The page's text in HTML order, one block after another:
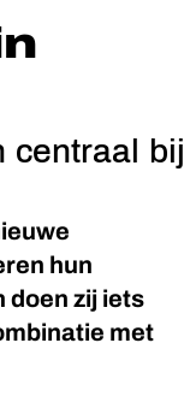
centraal bij
hun
doen zij iets
met